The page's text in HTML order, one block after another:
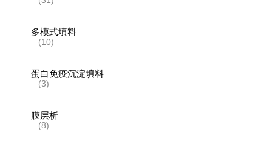
多模式填料
(10)
蛋白免疫沉淀填料
(3)
膜层析
(8)